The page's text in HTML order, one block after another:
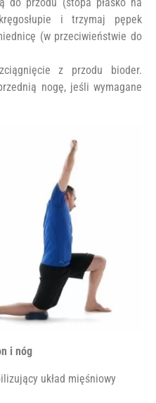
i trzymaj pępek
(w przeciwieństwie do
z przodu bioder.
nogę, jeśli wymagane
i nóg
układ mięśniowy